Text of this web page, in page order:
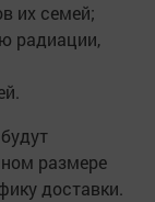
их семей;
радиации,
размере
доставки.